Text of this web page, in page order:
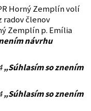
Horný Zemplín volí
radov členov
Zemplín p. Emília
návrhu
„Súhlasím so znením
„Súhlasím so znením